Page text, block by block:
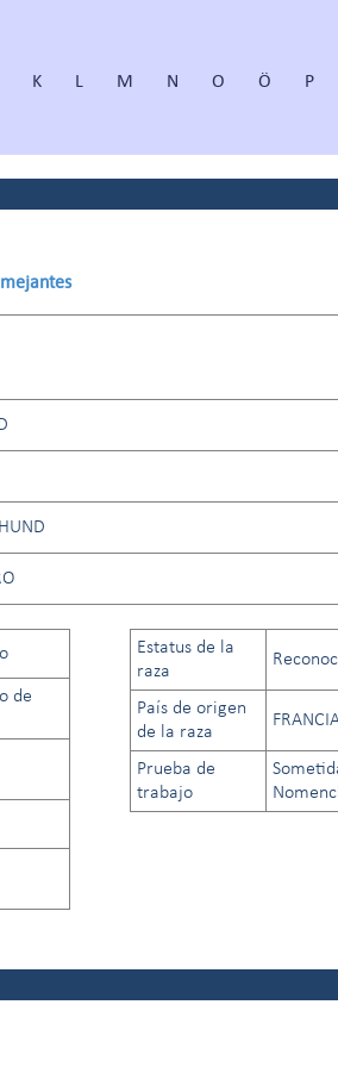
K L M N O Ö P
de
Estatus de la
raza
País de origen
de la raza
Prueba de
trabajo